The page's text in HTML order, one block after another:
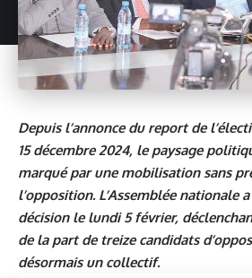
Depuis l’annonce du report de
15 décembre 2024, le paysage
marqué par une mobilisation sans
l’opposition. L’Assemblée nationale
décision le lundi 5 février,
de la part de treize candidats
désormais un collectif.